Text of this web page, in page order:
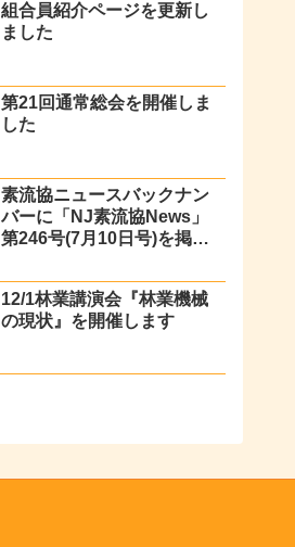
組合員紹介ページを更新し
ました
第21回通常総会を開催しま
した
素流協ニュースバックナン
バーに「NJ素流協News」
第246号(7月10日号)を掲載
12/1林業講演会『林業機械
の現状』を開催します